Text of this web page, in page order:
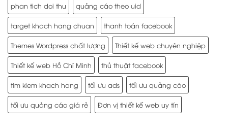
phan tich doi thu quảng cáo theo uid
target khach hang chuan thanh toán facebook
Themes Wordpress chất lượng Thiết kế web chuyên nghiệp
Thiết kế web Hồ Chí Minh thủ thuật facebook
tim kiem khach hang tối ưu ads tối ưu quảng cáo
tối ưu quảng cáo giá rẻ Đơn vị thiết kế web uy tín